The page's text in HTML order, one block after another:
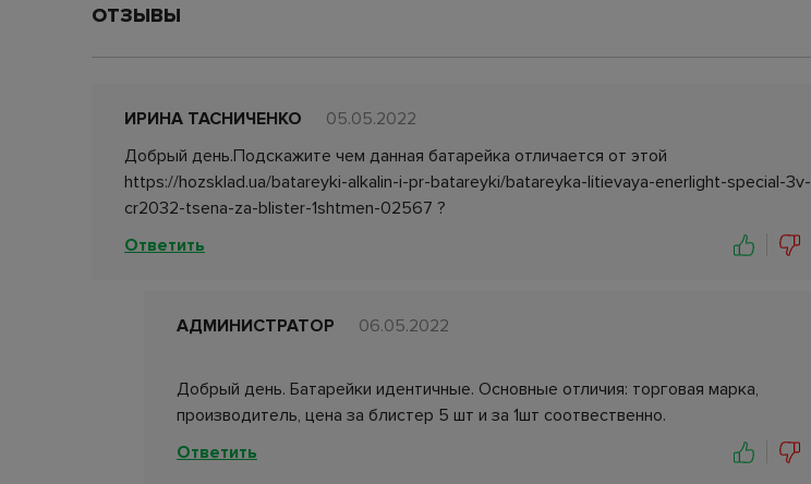
ОТЗЫВЫ
ИРИНА ТАСНИЧЕНКО
05.05.2022
Добрый день.Подскажите чем данная батарейка отличается от этой
https://hozsklad.ua/batareyki-alkalin-i-pr-batareyki/batareyka-litievaya-enerlight-special-3v-
cr2032-tsena-za-blister-1shtmen-02567 ?
Ответить
АДМИНИСТРАТОР 06.05.2022
Добрый день. Батарейки идентичные. Основные отличия: торговая марка,
производитель, цена за блистер 5 шт и за 1шт соотвественно.
Ответить